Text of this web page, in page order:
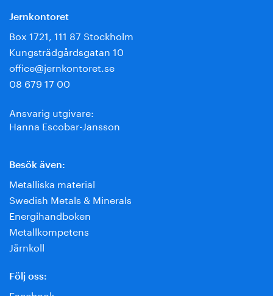
Jernkontoret
Box 1721, 111 87 Stockholm
Kungsträdgårdsgatan 10
office@jernkontoret.se
08 679 17 00
Ansvarig utgivare:
Hanna Escobar-Jansson
Besök även:
Metalliska material
Swedish Metals & Minerals
Energihandboken
Metallkompetens
Järnkoll
Följ oss: